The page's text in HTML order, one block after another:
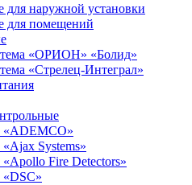
для наружной установки
для помещений
«ОРИОН» «Болид»
«Стрелец-Интеграл»
«ADEMCO»
Systems»
Fire Detectors»